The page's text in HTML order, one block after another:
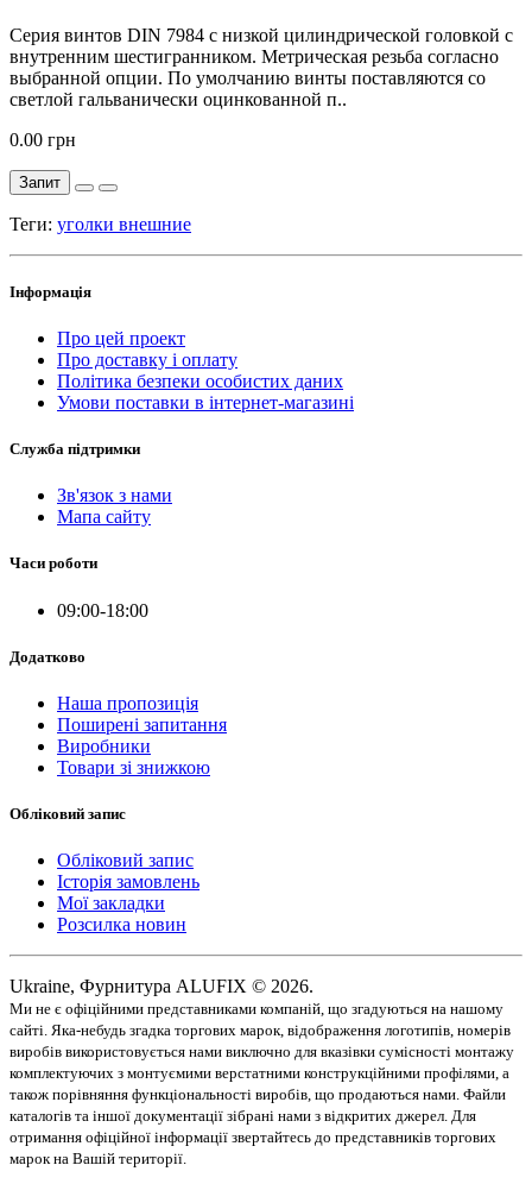
Серия винтов DIN 7984 с низкой цилиндрической головкой с
внутренним шестигранником. Метрическая резьба согласно
выбранной опции. По умолчанию винты поставляются со
светлой гальванически оцинкованной п..
0.00 грн
Запит
Теги: уголки внешние
Інформація
Про цей проект
Про доставку і оплату
Політика безпеки особистих даних
Умови поставки в інтернет-магазині
Служба підтримки
Зв'язок з нами
Мапа сайту
Часи роботи
09:00-18:00
Додатково
Наша пропозиція
Поширені запитання
Виробники
Товари зі знижкою
Обліковий запис
Обліковий запис
Історія замовлень
Мої закладки
Розсилка новин
Ukraine, Фурнитура ALUFIX © 2026.
Ми не є офіційними представниками компаній, що згадуються на нашому
сайті. Яка-небудь згадка торгових марок, відображення логотипів, номерів
виробів використовується нами виключно для вказівки сумісності монтажу
комплектуючих з монтуємими верстатними конструкційними профілями, а
також порівняння функціональності виробів, що продаються нами. Файли
каталогів та іншої документації зібрані нами з відкритих джерел. Для
отримання офіційної інформації звертайтесь до представників торгових
марок на Вашій території.